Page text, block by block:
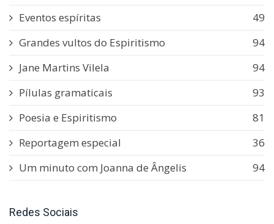
Eventos espíritas
49
Grandes vultos do Espiritismo
94
Jane Martins Vilela
94
Pílulas gramaticais
93
Poesia e Espiritismo
81
Reportagem especial
36
Um minuto com Joanna de Ângelis
94
Redes Sociais